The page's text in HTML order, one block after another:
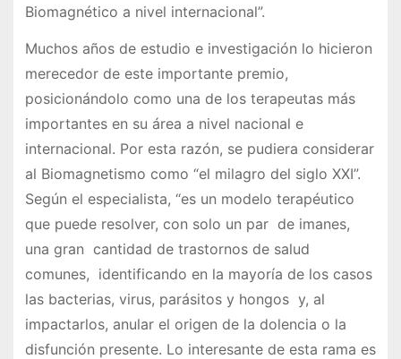
Biomagnético a nivel internacional”.
Muchos años de estudio e investigación lo hicieron
merecedor de este importante premio,
posicionándolo como una de los terapeutas más
importantes en su área a nivel nacional e
internacional. Por esta razón, se pudiera considerar
al Biomagnetismo como “el milagro del siglo XXI”.
Según el especialista, “es un modelo terapéutico
que puede resolver, con solo un par de imanes,
una gran cantidad de trastornos de salud
comunes, identificando en la mayoría de los casos
las bacterias, virus, parásitos y hongos y, al
impactarlos, anular el origen de la dolencia o la
disfunción presente. Lo interesante de esta rama es